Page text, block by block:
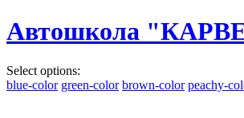
Автошкола
Select options:
blue-color green-color brown-color peachy-